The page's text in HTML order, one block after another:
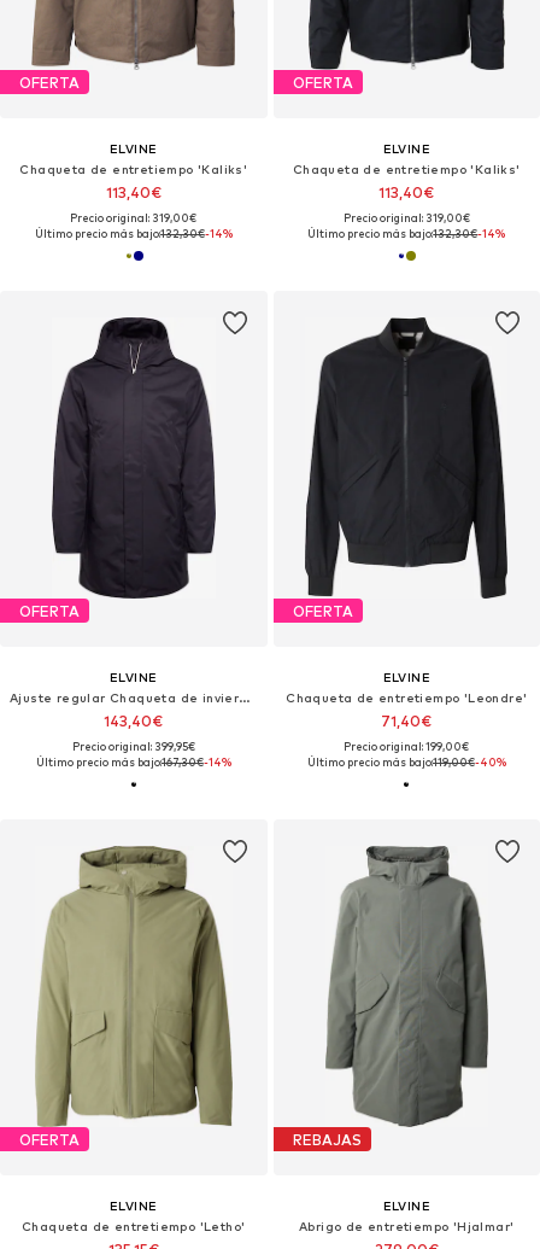
OFERTA
ELVINE
Chaqueta de entretiempo 'Kaliks'
113,40€
Precio original: 319,00€
Último precio más bajo:132,30€-14%
OFERTA
ELVINE
Chaqueta de entretiempo 'Kaliks'
113,40€
Precio original: 319,00€
Último precio más bajo:132,30€-14%
OFERTA
ELVINE
Ajuste regular Chaqueta de invierno 'Reece'
143,40€
Precio original: 399,95€
Último precio más bajo:167,30€-14%
OFERTA
ELVINE
Chaqueta de entretiempo 'Leondre'
71,40€
Precio original: 199,00€
Último precio más bajo:119,00€-40%
OFERTA
ELVINE
Chaqueta de entretiempo 'Letho'
REBAJAS
ELVINE
Abrigo de entretiempo 'Hjalmar'